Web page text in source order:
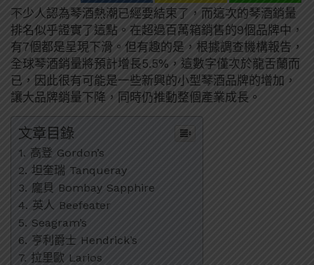
不少人認為琴酒熱潮已經要結束了，而這次的琴酒銷量
排名似乎證實了這點。在超過百萬箱銷售的9個品牌中，
有7個都是呈現下滑。但有趣的是，根據調查機構報告，
全球琴酒銷量將預計增長5.5%，這數字僅次於龍舌蘭而
已，因此很有可能是一些新興的小型琴酒品牌的增加，
讓大品牌銷量下降，同時仍推動整個產業成長。
文章目錄
1. 高登 Gordon’s
2. 坦奎瑞 Tanqueray
3. 龐貝 Bombay Sapphire
4. 英人 Beefeater
5. Seagram’s
6. 亨利爵士 Hendrick’s
7. 拉里歐 Larios